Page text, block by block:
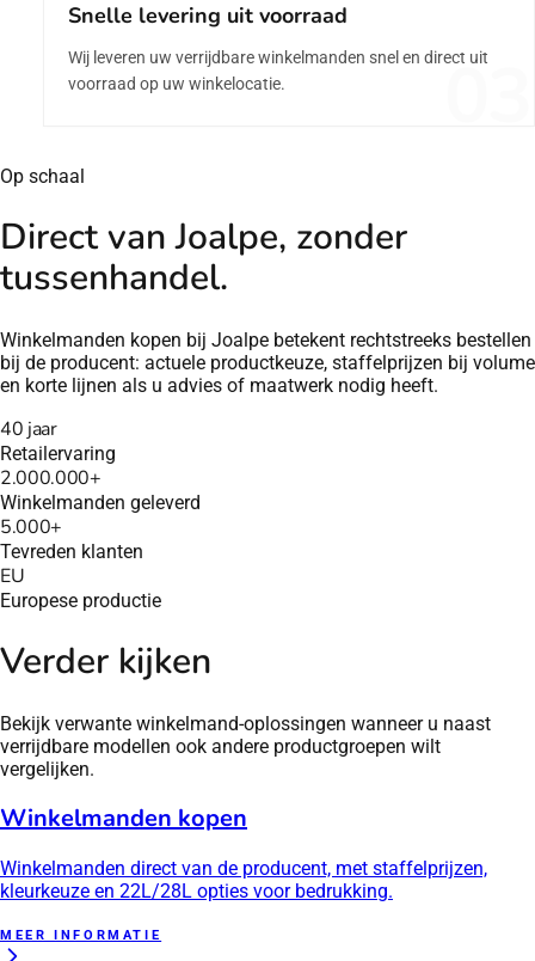
03
Snelle levering uit voorraad
Wij leveren uw verrijdbare winkelmanden snel en direct uit
voorraad op uw winkelocatie.
Op schaal
Direct van Joalpe, zonder
tussenhandel.
Winkelmanden kopen bij Joalpe betekent rechtstreeks bestellen
bij de producent: actuele productkeuze, staffelprijzen bij volume
en korte lijnen als u advies of maatwerk nodig heeft.
40 jaar
Retailervaring
2.000.000+
Winkelmanden geleverd
5.000+
Tevreden klanten
EU
Europese productie
Verder kijken
Bekijk verwante winkelmand-oplossingen wanneer u naast
verrijdbare modellen ook andere productgroepen wilt
vergelijken.
Winkelmanden kopen
Winkelmanden direct van de producent, met staffelprijzen,
kleurkeuze en 22L/28L opties voor bedrukking.
MEER INFORMATIE